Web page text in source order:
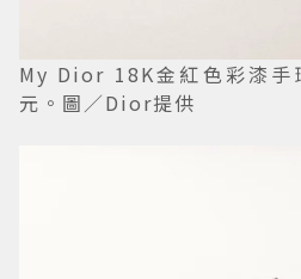
My Dior 18K金紅色彩漆
元。圖／Dior提供